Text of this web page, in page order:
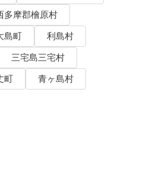
多摩郡檜原村
島町
利島村
三宅島三宅村
町
青ヶ島村